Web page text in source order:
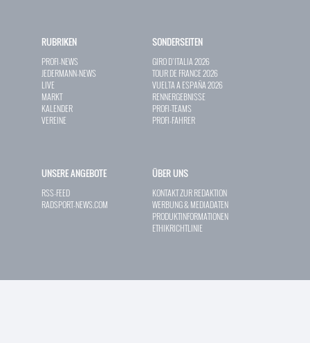
RUBRIKEN
PROFI-NEWS
JEDERMANN-NEWS
LIVE
MARKT
KALENDER
VEREINE
SONDERSEITEN
GIRO D`ITALIA 2026
TOUR DE FRANCE 2026
VUELTA A ESPAÑA 2026
RENNERGEBNISSE
PROFI-TEAMS
PROFI-FAHRER
UNSERE ANGEBOTE
RSS-FEED
RADSPORT-NEWS.COM
ÜBER UNS
KONTAKT ZUR REDAKTION
WERBUNG & MEDIADATEN
PRODUKTINFORMATIONEN
ETHIKRICHTLINIE